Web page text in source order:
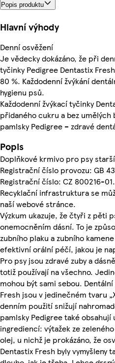
Popis produktu
Hlavní výhody
Denní osvěžení
Je vědecky dokázáno, že při
tyčinky Pedigree Dentastix
80 %. Každodenní žvýkání
hygienu psů.
Každodenní žvýkací tyčinky
přidaného cukru a bez umělých
pamlsky Pedigree – zdravé
Popis
Doplňkové krmivo pro psy
Registrační číslo provozu: GB
Registrační číslo: CZ 800216-01.
Recyklační infrastruktura se
naší webové stránce.
Výzkum ukazuje, že čtyři z pěti
onemocněním dásní. To je
zubního plaku a zubního
efektivní orální péčí, jakou je
Pro psy jsou zdravé zuby a
totiž používají na všechno.
mohou být sami sebou.
Fresh jsou v jedinečném tvaru
denním použití snižují
pamlsky Pedigree také
ingrediencí: výtažek ze
olej, u nichž je prokázáno, že
Dentastix Fresh byly vymyšleny